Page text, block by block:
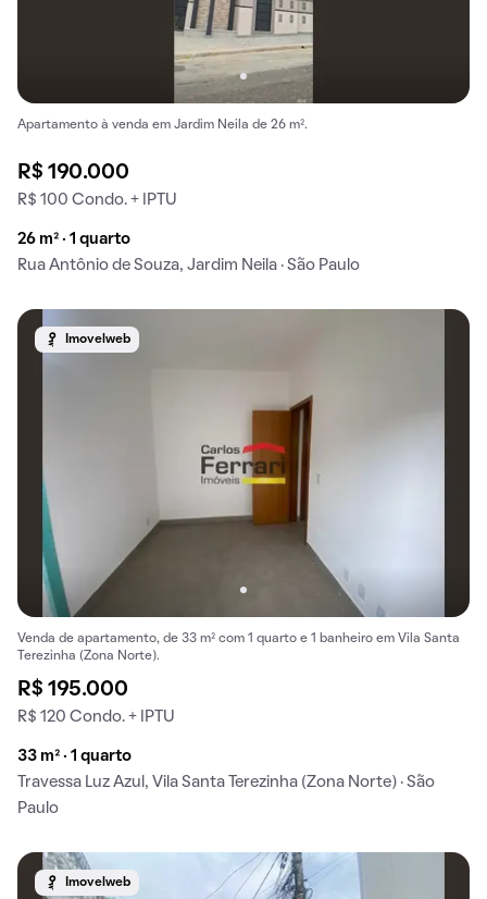
Apartamento à venda em Jardim Neila de 26 m².
R$ 190.000
R$ 100 Condo. + IPTU
26 m² · 1 quarto
Rua Antônio de Souza, Jardim Neila · São Paulo
Imovelweb
Venda de apartamento, de 33 m² com 1 quarto e 1 banheiro em Vila Santa
Terezinha (Zona Norte).
R$ 195.000
R$ 120 Condo. + IPTU
33 m² · 1 quarto
Travessa Luz Azul, Vila Santa Terezinha (Zona Norte) · São
Paulo
Imovelweb